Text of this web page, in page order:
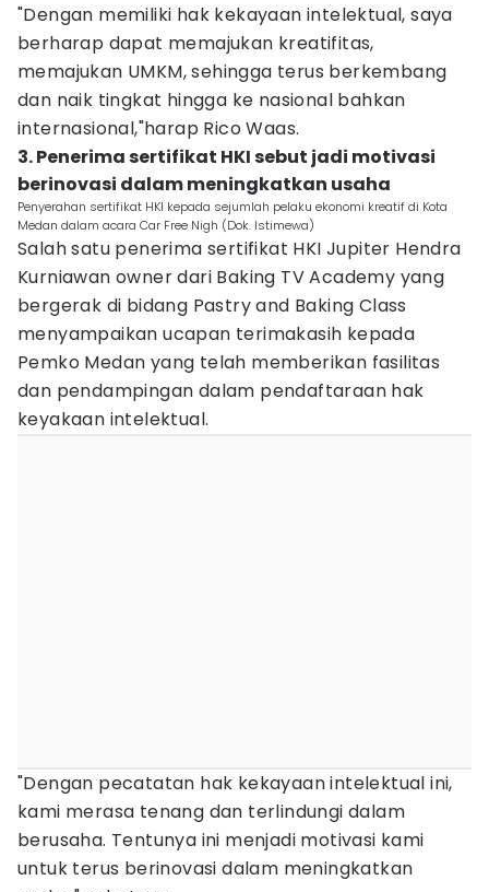
"Dengan memiliki hak kekayaan intelektual, saya
berharap dapat memajukan kreatifitas,
memajukan UMKM, sehingga terus berkembang
dan naik tingkat hingga ke nasional bahkan
internasional,"harap Rico Waas.
3. Penerima sertifikat HKI sebut jadi motivasi
berinovasi dalam meningkatkan usaha
Penyerahan sertifikat HKI kepada sejumlah pelaku ekonomi kreatif di Kota
Medan dalam acara Car Free Nigh (Dok. Istimewa)
Salah satu penerima sertifikat HKI Jupiter Hendra
Kurniawan owner dari Baking TV Academy yang
bergerak di bidang Pastry and Baking Class
menyampaikan ucapan terimakasih kepada
Pemko Medan yang telah memberikan fasilitas
dan pendampingan dalam pendaftaraan hak
keyakaan intelektual.
"Dengan pecatatan hak kekayaan intelektual ini,
kami merasa tenang dan terlindungi dalam
berusaha. Tentunya ini menjadi motivasi kami
untuk terus berinovasi dalam meningkatkan